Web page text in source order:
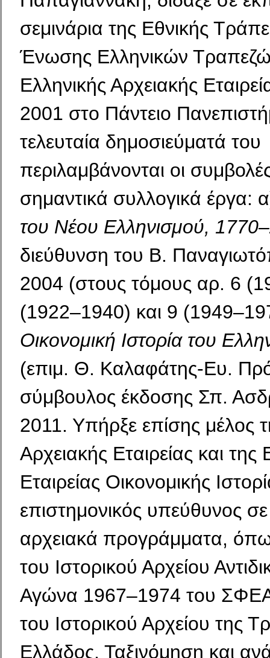
σεμινάρια της Εθνικής
Ένωσης Ελληνικών
Ελληνικής Αρχειακής
2001 στο Πάντειο
τελευταία δημοσιεύματά του
περιλαμβάνονται οι
σημαντικά συλλογικά έργα:
του Νέου Ελληνισμού,
διεύθυνση του Β.
2004 (στους τόμους αρ. 6
(1922–1940) και 9
Οικονομική Ιστορία του
(επιμ. Θ. Καλαφάτης-Ευ.
σύμβουλος έκδοσης Σπ.
2011. Υπήρξε επίσης μέλος
Αρχειακής Εταιρείας και της
Εταιρείας Οικονομικής
επιστημονικός υπεύθυνος
αρχειακά προγράμματα,
του Ιστορικού Αρχείου
Αγώνα 1967–1974 του
του Ιστορικού Αρχείου της
Ελλάδος, Ταξινόμηση και